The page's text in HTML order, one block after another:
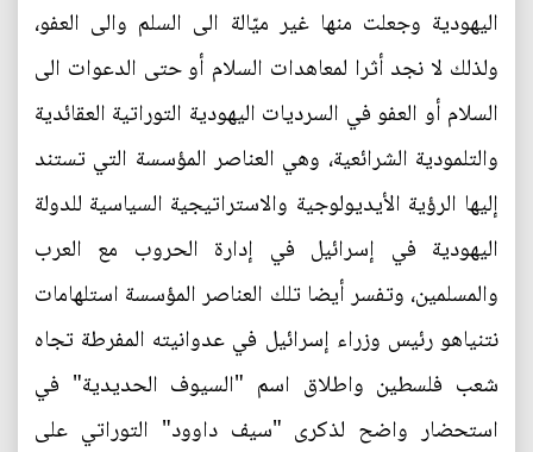
اليهودية وجعلت منها غير ميّالة الى السلم والى العفو،
ولذلك لا نجد أثرا لمعاهدات السلام أو حتى الدعوات الى
السلام أو العفو في السرديات اليهودية التوراتية العقائدية
والتلمودية الشرائعية، وهي العناصر المؤسسة التي تستند
إليها الرؤية الأيديولوجية والاستراتيجية السياسية للدولة
اليهودية في إسرائيل في إدارة الحروب مع العرب
والمسلمين، وتفسر أيضا تلك العناصر المؤسسة استلهامات
نتنياهو رئيس وزراء إسرائيل في عدوانيته المفرطة تجاه
شعب فلسطين واطلاق اسم "السيوف الحديدية" في
استحضار واضح لذكرى "سيف داوود" التوراتي على